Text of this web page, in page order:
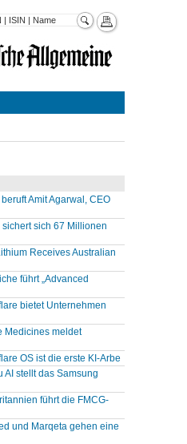
Amit Agarwal, CEO
sichert sich 67 Millionen
Receives Australian
führt „Advanced
bietet Unternehmen
Medicines meldet
OS ist die erste KI-Arbe
AI stellt das Samsung
führt die FMCG-
und Marqeta gehen eine